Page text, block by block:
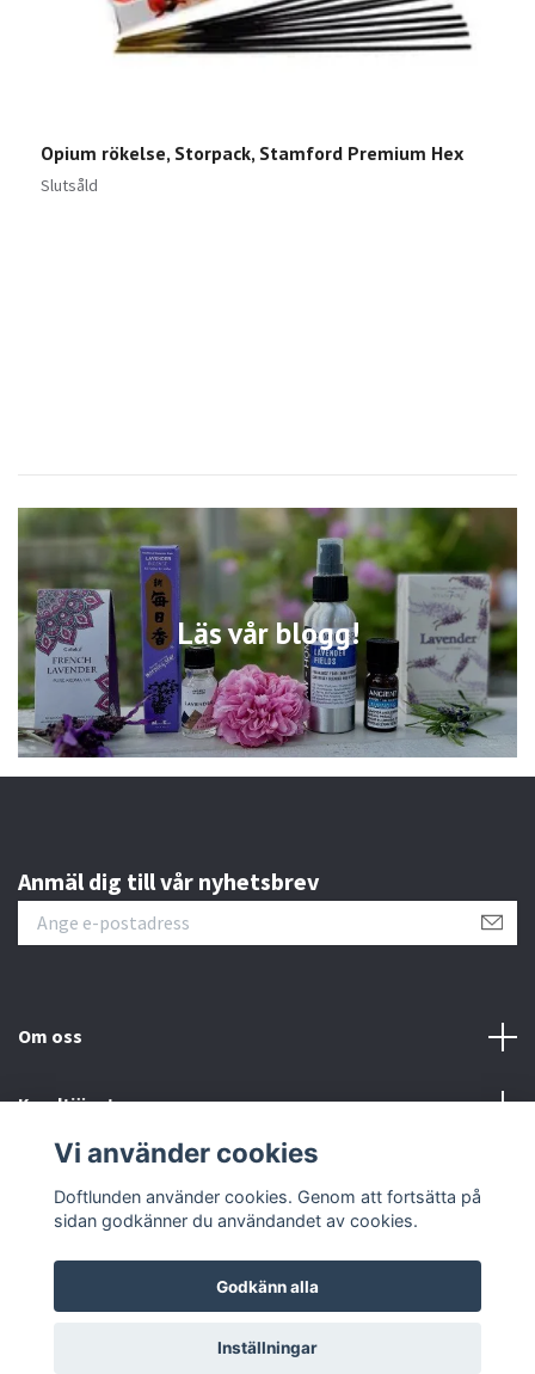
Läs vår blogg!
Opium rökelse, Storpack, Stamford Premium Hex
Slutsåld
Anmäl dig till vår nyhetsbrev
Om oss
Kundtjänst
© 2026 Doftlunden
Vi använder cookies
Doftlunden använder cookies. Genom att fortsätta på
sidan godkänner du användandet av cookies.
Godkänn alla
Inställningar